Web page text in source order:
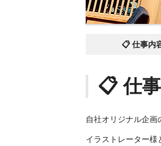
📋 仕事内
📋 仕
自社オリジナル企画
イラストレーター様